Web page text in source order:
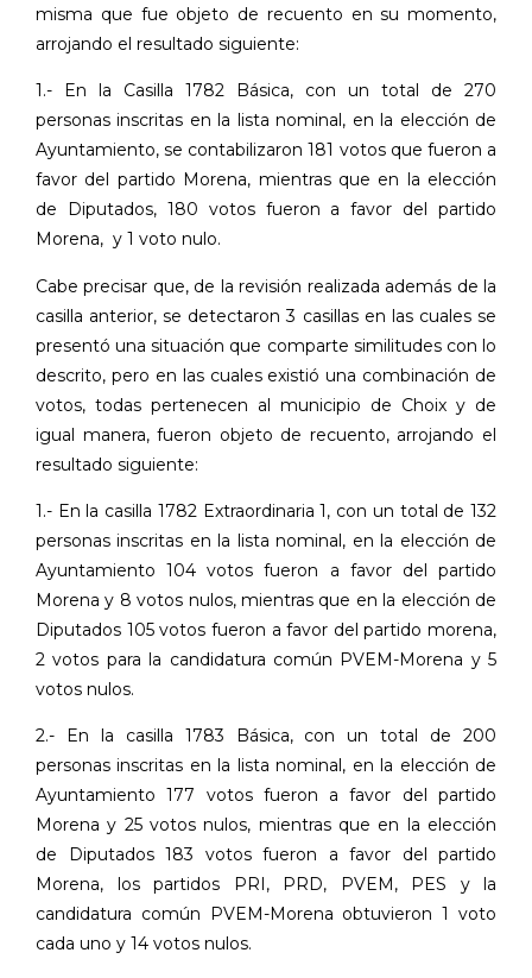
misma que fue objeto de recuento en su momento,
arrojando el resultado siguiente:
1.- En la Casilla 1782 Básica, con un total de 270
personas inscritas en la lista nominal, en la elección de
Ayuntamiento, se contabilizaron 181 votos que fueron a
favor del partido Morena, mientras que en la elección
de Diputados, 180 votos fueron a favor del partido
Morena, y 1 voto nulo.
Cabe precisar que, de la revisión realizada además de la
casilla anterior, se detectaron 3 casillas en las cuales se
presentó una situación que comparte similitudes con lo
descrito, pero en las cuales existió una combinación de
votos, todas pertenecen al municipio de Choix y de
igual manera, fueron objeto de recuento, arrojando el
resultado siguiente:
1.- En la casilla 1782 Extraordinaria 1, con un total de 132
personas inscritas en la lista nominal, en la elección de
Ayuntamiento 104 votos fueron a favor del partido
Morena y 8 votos nulos, mientras que en la elección de
Diputados 105 votos fueron a favor del partido morena,
2 votos para la candidatura común PVEM-Morena y 5
votos nulos.
2.- En la casilla 1783 Básica, con un total de 200
personas inscritas en la lista nominal, en la elección de
Ayuntamiento 177 votos fueron a favor del partido
Morena y 25 votos nulos, mientras que en la elección
de Diputados 183 votos fueron a favor del partido
Morena, los partidos PRI, PRD, PVEM, PES y la
candidatura común PVEM-Morena obtuvieron 1 voto
cada uno y 14 votos nulos.